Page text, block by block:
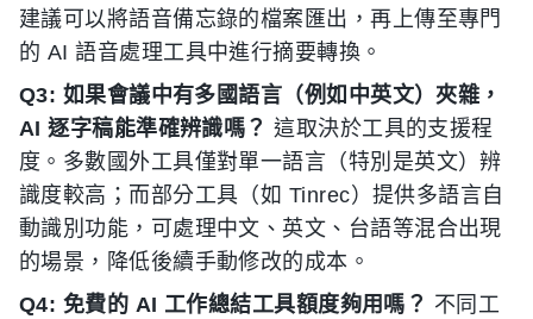
建議可以將語音備忘錄的檔案匯出，再上傳至專門
的 AI 語音處理工具中進行摘要轉換。
Q3: 如果會議中有多國語言（例如中英文）夾雜，
AI 逐字稿能準確辨識嗎？ 這取決於工具的支援程
度。多數國外工具僅對單一語言（特別是英文）辨
識度較高；而部分工具（如 Tinrec）提供多語言自
動識別功能，可處理中文、英文、台語等混合出現
的場景，降低後續手動修改的成本。
Q4: 免費的 AI 工作總結工具額度夠用嗎？ 不同工